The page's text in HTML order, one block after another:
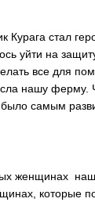
стал
уйти на
все для
нашу ферму.
самым
которые